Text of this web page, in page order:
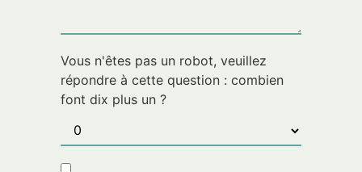
Vous n'êtes pas un robot, veuillez
répondre à cette question : combien
font dix plus un ?